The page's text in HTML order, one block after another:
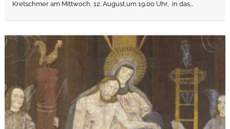
Kretschmer am Mittwoch, 12. August,um 19.00 Uhr, in das...
weiterlesen